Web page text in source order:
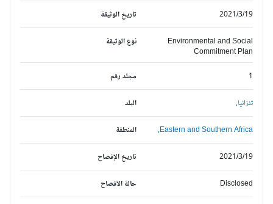
تاريخ الوثيقة 2021/3/19
نوع الوثيقة
Environmental and Social
Commitment Plan
مجلد رقم
البلد تنزانيا,
المنطقة Eastern and Southern Africa,
تاريخ الإفصاح 2021/3/19
حالة الافصاح Disclosed